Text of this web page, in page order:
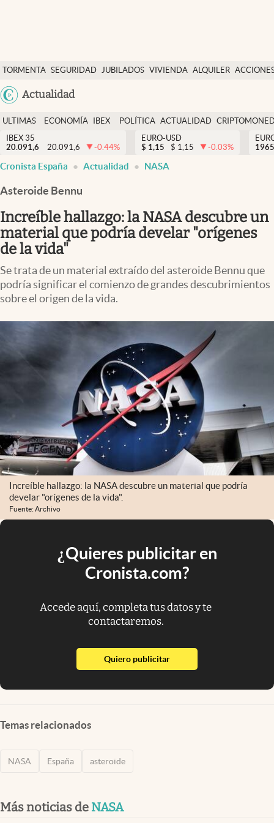
TORMENTA SEGURIDAD JUBILADOS VIVIENDA ALQUILER
Actualidad
Economía y finanzas
Política
Actualidad
Criptomonedas
España
ULTIMAS
NOTICIAS
ECONOMÍA
FINANZAS
IBEX
EURO
POLÍTICA ACTUALIDAD
IBEX 35
20.091,6
20.091,6 -0.44%
EURO-USD
$ 1,15 $ 1,15 -0.03%
Cronista España Actualidad NASA
Asteroide Bennu
Increíble hallazgo: la NASA descubre un
material que podría develar "orígenes
de la vida"
Se trata de un material extraído del asteroide Bennu que
podría significar el comienzo de grandes descubrimientos
sobre el origen de la vida.
Increíble hallazgo: la NASA descubre un material que podría
develar "orígenes de la vida".
Fuente: Archivo
¿Quieres publicitar en
Cronista.com?
Accede aquí, completa tus datos y te
contactaremos.
Quiero publicitarabre en nueva pestaña
Temas relacionados
NASA España asteroide
Más noticias de NASA